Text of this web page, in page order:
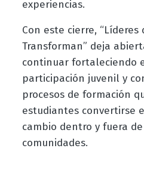
experiencias.
Con este cierre, “Líderes
Transforman” deja
continuar fortaleciendo
participación juvenil y
procesos de formación
estudiantes convertirse
cambio dentro y fuera de
comunidades.